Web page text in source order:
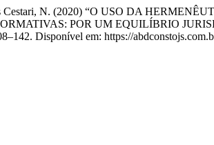
Cestari, N. (2020) “O USO DA
POR UM EQUILÍBRIO
Disponível em: https://